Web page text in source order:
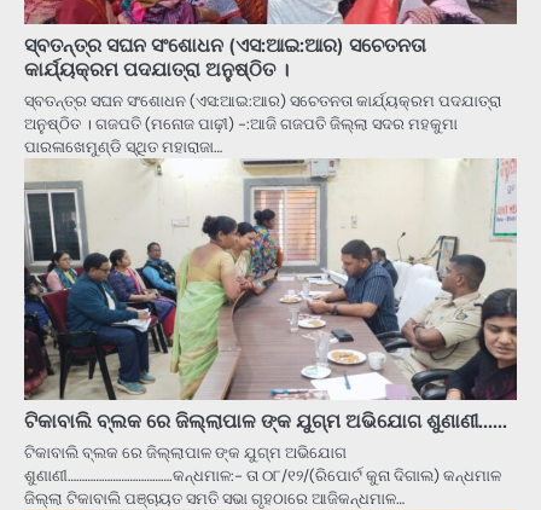
ସ୍ବତନ୍ତ୍ର ସଘନ ସଂଶୋଧନ (ଏସ:ଆଇ:ଆର) ସଚେତନତା
କାର୍ଯ୍ୟକ୍ରମ ପଦଯାତ୍ରା ଅନୁଷ୍ଠିତ ।
ସ୍ବତନ୍ତ୍ର ସଘନ ସଂଶୋଧନ (ଏସ:ଆଇ:ଆର) ସଚେତନତା କାର୍ଯ୍ୟକ୍ରମ ପଦଯାତ୍ରା
ଅନୁଷ୍ଠିତ । ଗଜପତି (ମନୋଜ ପାଢ଼ୀ) -:ଆଜି ଗଜପତି ଜିଲ୍ଲା ସଦର ମହକୁମା
ପାରଳାଖେମୁଣ୍ଡି ସ୍ଥିତ ମହାରାଜା…
ଟିକାବାଲି ବ୍ଲକ ରେ ଜିଲ୍ଲାପାଳ ଙ୍କ ଯୁଗ୍ମ ଅଭିଯୋଗ ଶୁଣାଣୀ……
ଟିକାବାଲି ବ୍ଲକ ରେ ଜିଲ୍ଲାପାଳ ଙ୍କ ଯୁଗ୍ମ ଅଭିଯୋଗ
ଶୁଣାଣୀ……………………………….କନ୍ଧମାଳ:- ତା ୦୮/୧୨/(ରିପୋର୍ଟ କୁନା ଦିଗାଲ) କନ୍ଧମାଳ
ଜିଲ୍ଲା ଟିକାବାଲି ପଞ୍ଚାୟତ ସମତି ସଭା ଗୃହଠାରେ ଆଜିକନ୍ଧମାଳ…